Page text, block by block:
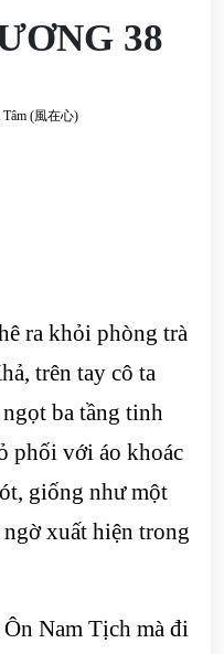
38
Tâm (風在心)
ra khỏi phòng trà
trên tay cô ta
ba tầng tinh
phối với áo khoác
giống như một
xuất hiện trong
Nam Tịch mà đi